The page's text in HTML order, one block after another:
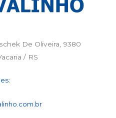
De Oliveira, 9380
/ RS